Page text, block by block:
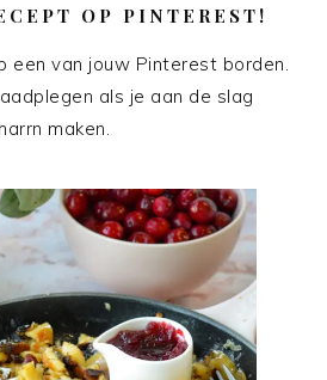
OP PINTEREST!
een van jouw Pinterest borden.
als je aan de slag
maken.